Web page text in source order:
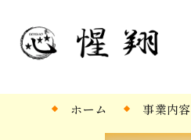
ホーム 事業内容